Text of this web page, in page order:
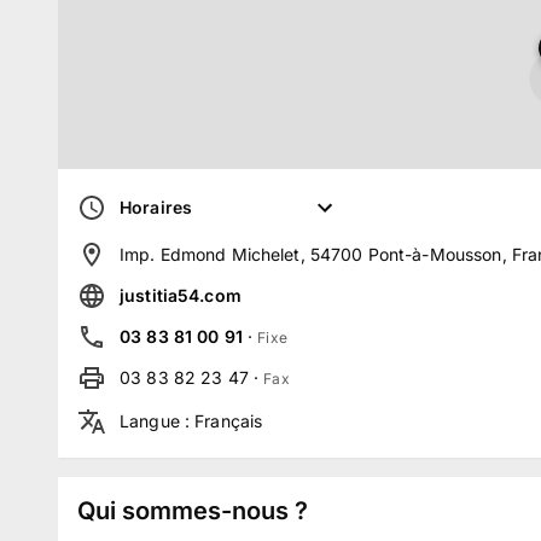
Horaires
Imp. Edmond Michelet, 54700 Pont-à-Mousson,
justitia54.com
03 83 81 00 91 · Fixe
03 83 82 23 47 · Fax
Langue: Français
Qui sommes-nous ?